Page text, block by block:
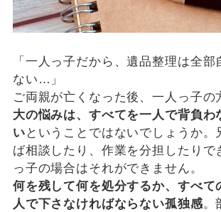
「一人っ子だから、遺品整理は全
ない…」
ご両親が亡くなった後、一人っ子の
大の悩みは、すべてを一人で背負わ
い ということではないでしょうか。
ば相談したり、作業を分担したりで
っ子の場合はそれができません。
何を残して何を処分するか、すべて
人で下さなければならない孤独感。